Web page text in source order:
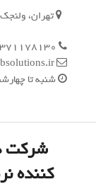
تهران،
شنبه تا چهارشنبه 8 تا 17 -
شرکت
کننده